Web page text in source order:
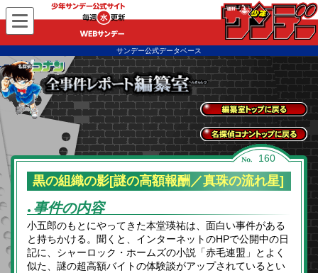
WEBサンデー
サンデー公式データベース
全事件レポートトッ
プに戻る
名探偵コナントップ
に戻る
160
黒の組織の影[謎の高額報酬／真珠の流れ星]
● 事件の内容
小五郎のもとにやってきた本堂瑛祐は、面白い事件がある
と持ちかける。聞くと、インターネットのHPで公開中の日
記に、シャーロック・ホームズの小説「赤毛連盟」とよく
似た、謎の超高額バイトの体験談がアップされているとい